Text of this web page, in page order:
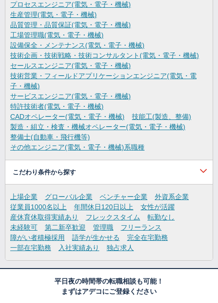
プロセスエンジニア(電気・電子・機械)
生産管理(電気・電子・機械)
品質管理・品質保証(電気・電子・機械)
工場管理職(電気・電子・機械)
設備保全・メンテナンス(電気・電子・機械)
技術企画・技術戦略・技術コンサルタント(電気・電子・機械)
セールスエンジニア(電気・電子・機械)
技術営業・フィールドアプリケーションエンジニア(電気・電
子・機械)
サービスエンジニア(電気・電子・機械)
特許技術者(電気・電子・機械)
CADオペレーター(電気・電子・機械)
技能工(製造、整備)
製造・組立・検査・機械オペレーター(電気・電子・機械)
整備士(自動車・飛行機等)
その他エンジニア(電気・電子・機械)系職種
こだわり条件から探す
上場企業 グローバル企業 ベンチャー企業
外資系企業
従業員1000名以上
年間休日120日以上
女性が活躍
産休育休取得実績あり
フレックスタイム
転勤なし
未経験可
第二新卒歓迎 管理職
フリーランス
障がい者積極採用
語学が生かせる
完全在宅勤務
一部在宅勤務
入社実績あり 独占求人
平日夜の時間帯の転職相談も可能！
まずはアデコにご登録ください